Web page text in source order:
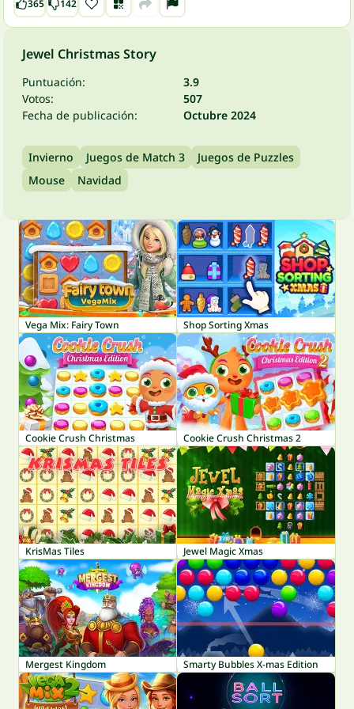
365 142
Jewel Christmas Story
Puntuación:
3.9
Votos:
507
Fecha de publicación:
Octubre 2024
Invierno Juegos de Match 3
Juegos de Puzzles
Mouse
Navidad
Vega Mix: Fairy Town Shop Sorting Xmas
Cookie Crush Christmas Cookie Crush Christmas 2
KrisMas Tiles Jewel Magic Xmas
Mergest Kingdom Smarty Bubbles X-mas Edition